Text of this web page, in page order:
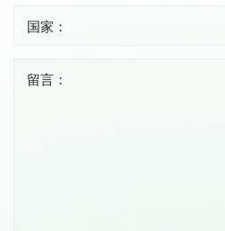
国家：
留言：